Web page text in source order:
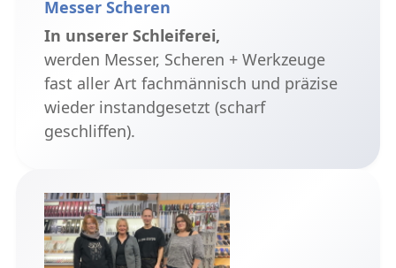
Messer Scheren
In unserer Schleiferei,
werden Messer, Scheren + Werkzeuge
fast aller Art fachmännisch und präzise
wieder instandgesetzt (scharf
geschliffen).